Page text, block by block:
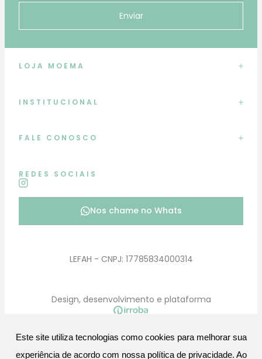
E-mail para receber novidades
Enviar
REDES SOCIAIS
Nos chame no Whats
INSTITUCIONAL
LOJA MOEMA
FALE CONOSCO
Design, desenvolvimento e plataforma
LEFAH - CNPJ: 17785834000314
Este site utiliza tecnologias como cookies para melhorar sua
experiência de acordo com nossa política de privacidade. Ao